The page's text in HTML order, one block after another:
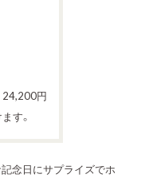
24,200円
す。
念日にサプライズでホ